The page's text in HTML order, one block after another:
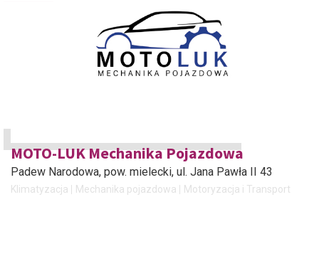
MOTO-LUK Mechanika Pojazdowa
Padew Narodowa, pow. mielecki, ul. Jana Pawła II 43
Klimatyzacja Mechanika pojazdowa Motoryzacja i Transport